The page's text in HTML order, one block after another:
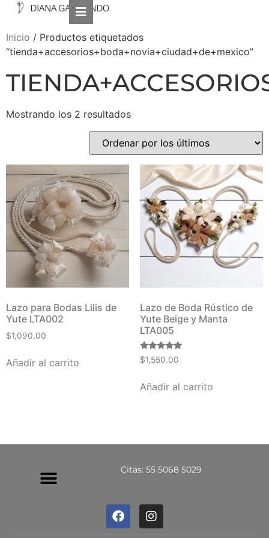
Inicio / Productos etiquetados
“tienda+accesorios+boda+novia+ciudad+de+mexico”
Mostrando los 2 resultados
Lazo para Bodas Lilis de
Yute LTA002
$1,090.00
Añadir al carrito
Lazo de Boda Rústico de
Yute Beige y Manta
LTA005
Valorado
con
$1,550.00
Añadir al carrito
Citas: 55 5068 5029